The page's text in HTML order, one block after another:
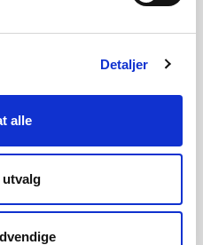
Detaljer
alle
Utsira Nord.
for nettilknytning. Fra
via en ny
direkte til en ny
Fra ilandføringsområdet
videre til Statnetts